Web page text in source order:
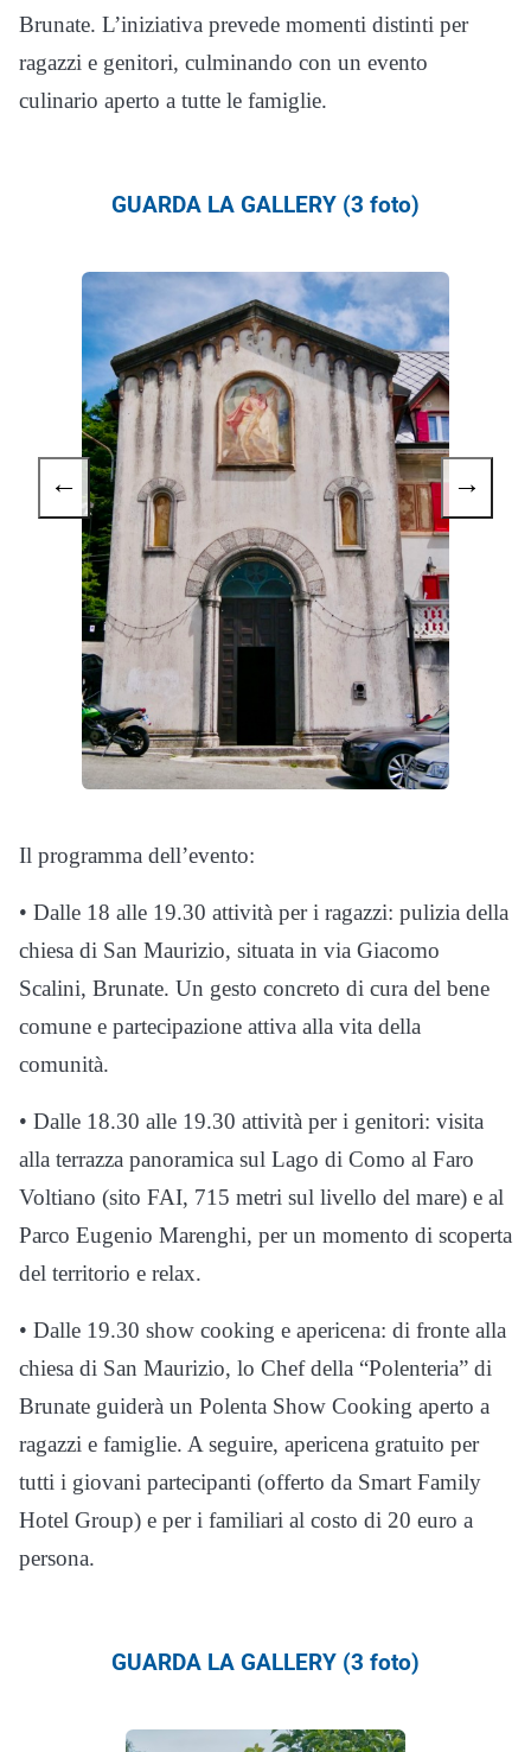
Brunate. L’iniziativa prevede momenti distinti per
ragazzi e genitori, culminando con un evento
culinario aperto a tutte le famiglie.
GUARDA LA GALLERY (3 foto)
← →
Il programma dell’evento:
• Dalle 18 alle 19.30 attività per i ragazzi: pulizia della
chiesa di San Maurizio, situata in via Giacomo
Scalini, Brunate. Un gesto concreto di cura del bene
comune e partecipazione attiva alla vita della
comunità.
• Dalle 18.30 alle 19.30 attività per i genitori: visita
alla terrazza panoramica sul Lago di Como al Faro
Voltiano (sito FAI, 715 metri sul livello del mare) e al
Parco Eugenio Marenghi, per un momento di scoperta
del territorio e relax.
• Dalle 19.30 show cooking e apericena: di fronte alla
chiesa di San Maurizio, lo Chef della “Polenteria” di
Brunate guiderà un Polenta Show Cooking aperto a
ragazzi e famiglie. A seguire, apericena gratuito per
tutti i giovani partecipanti (offerto da Smart Family
Hotel Group) e per i familiari al costo di 20 euro a
persona.
GUARDA LA GALLERY (3 foto)